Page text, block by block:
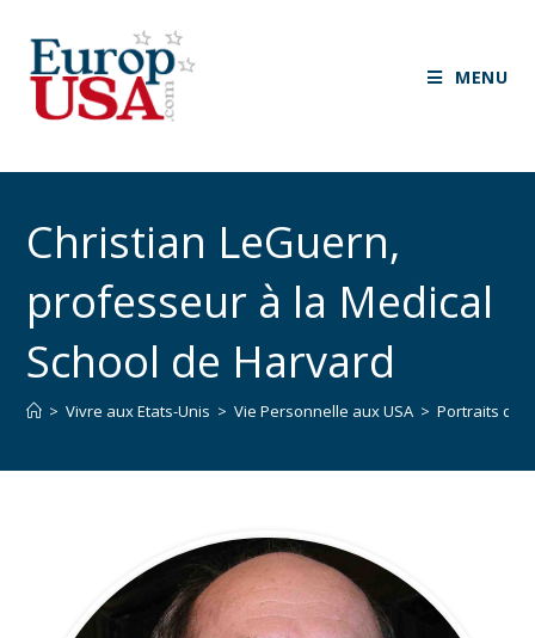
MENU
Christian LeGuern,
professeur à la Medical
School de Harvard
> Vivre aux Etats-Unis > Vie Personnelle aux USA > Portraits